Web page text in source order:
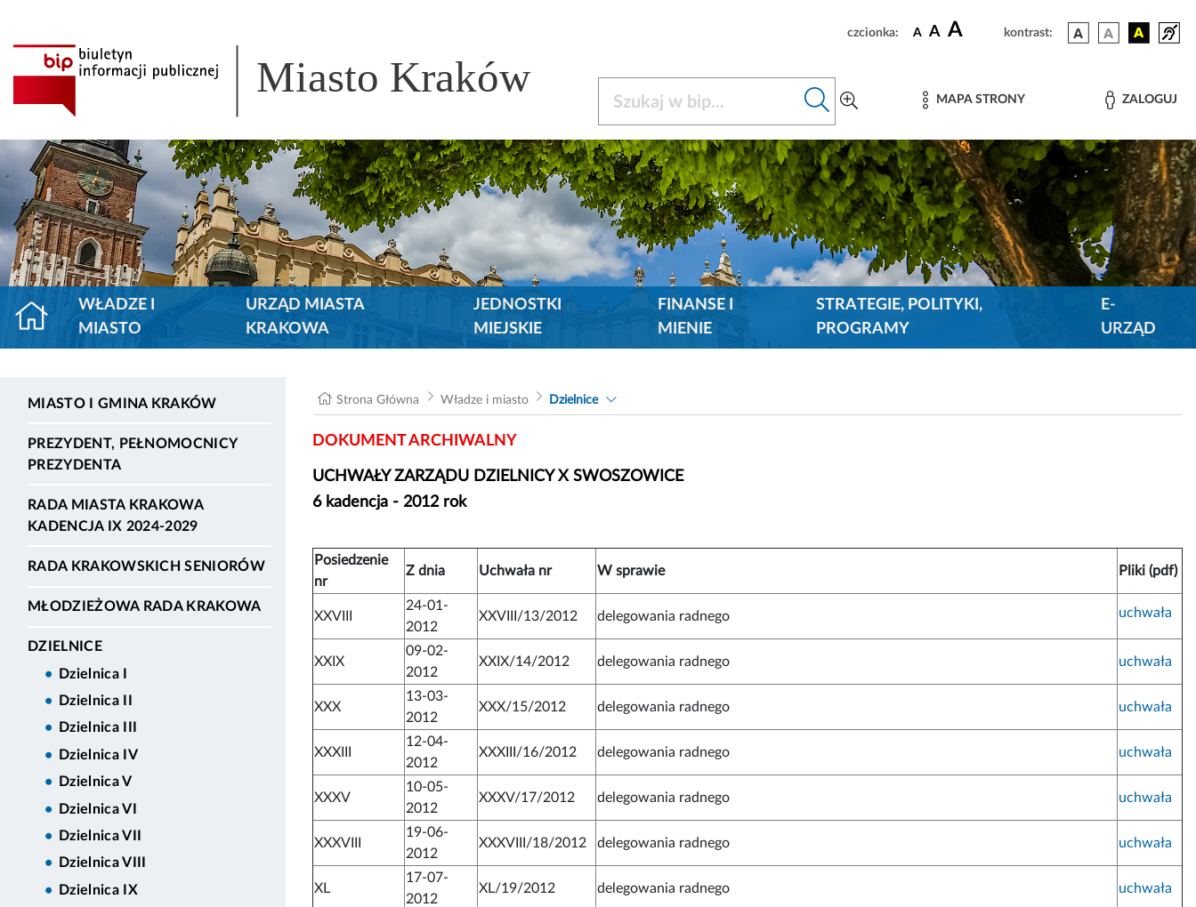
czcionka: A A A kontrast:
Miasto Kraków MAPA STRONY ZALOGUJ
WŁADZE I
MIASTO
URZĄD MIASTA
KRAKOWA
JEDNOSTKI
MIEJSKIE
FINANSE I
MIENIE
STRATEGIE, POLITYKI,
PROGRAMY
E-
URZĄD
MIASTO I GMINA KRAKÓW
PREZYDENT, PEŁNOMOCNICY
PREZYDENTA
RADA MIASTA KRAKOWA
KADENCJA IX 2024-2029
RADA KRAKOWSKICH SENIORÓW
MŁODZIEŻOWA RADA KRAKOWA
DZIELNICE
Dzielnica I
Dzielnica II
Dzielnica III
Dzielnica IV
Dzielnica V
Dzielnica VI
Dzielnica VII
Dzielnica VIII
Dzielnica IX
Strona Główna Władze i miasto Dzielnice
DOKUMENT ARCHIWALNY
UCHWAŁY ZARZĄDU DZIELNICY X SWOSZOWICE
6 kadencja - 2012 rok
Posiedzenie
nr
Z dnia Uchwała nr W sprawie Pliki (pdf)
XXVIII
24-01-
2012
XXVIII/13/2012 delegowania radnego uchwała
XXIX
09-02-
2012
XXIX/14/2012 delegowania radnego uchwała
XXX
13-03-
2012
XXX/15/2012 delegowania radnego uchwała
XXXIII
12-04-
2012
XXXIII/16/2012 delegowania radnego uchwała
XXXV
10-05-
2012
XXXV/17/2012 delegowania radnego uchwała
XXXVIII
19-06-
2012
XXXVIII/18/2012 delegowania radnego uchwała
XL
17-07-
2012
XL/19/2012 delegowania radnego uchwała